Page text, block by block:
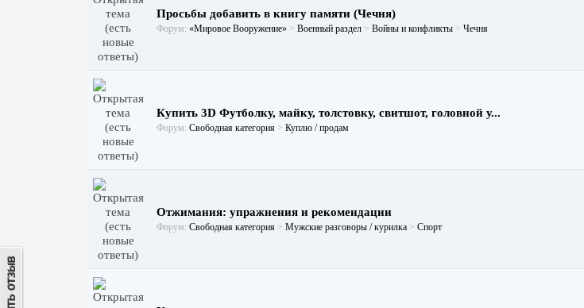
Просьбы добавить в книгу памяти (Чечня)
Форум: «Мировое Вооружение»> Военный раздел> Войны и конфликты> Чечня
Купить 3D Футболку, майку, толстовку, свитшот, головной у...
Форум: Свободная категория> Куплю / продам
Отжимания: упражнения и рекомендации
Форум: Свободная категория> Мужские разговоры / курилка> Спорт